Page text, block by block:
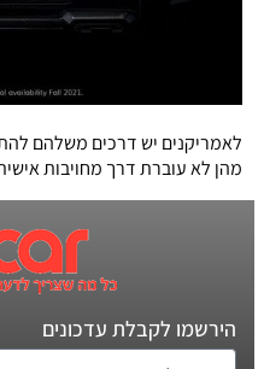
לאמריקנים יש דרכים משלהם
מהן לא עוברת דרך מחויבות אישית
הירשמו לקבלת עדכונים